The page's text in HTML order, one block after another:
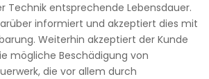
Technik entsprechende Lebensdauer.
informiert und akzeptiert dies mit
Weiterhin akzeptiert der Kunde
mögliche Beschädigung von
die vor allem durch